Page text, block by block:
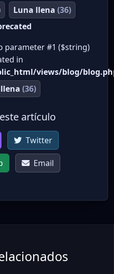
Luna llena (36)
parameter #1 ($string)
in
views/blog/
(36)
artículo
Twitter
Email